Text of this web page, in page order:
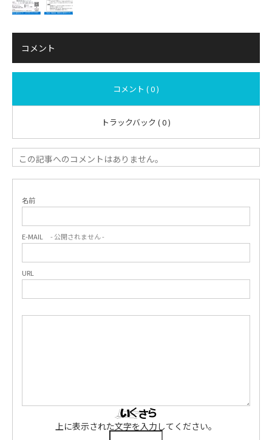
コメント
コメント ( 0 )
トラックバック ( 0 )
この記事へのコメントはありません。
名前
E-MAIL - 公開されません -
URL
上に表示された文字を入力してください。